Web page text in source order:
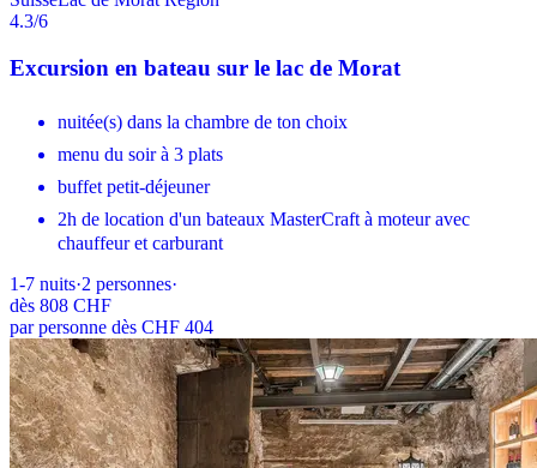
4.3/6
Excursion en bateau sur le lac de Morat
nuitée(s) dans la chambre de ton choix
menu du soir à 3 plats
buffet petit-déjeuner
2h de location d'un bateaux MasterCraft à moteur avec
chauffeur et carburant
1-7 nuits·2 personnes·
dès 808 CHF
par personne dès CHF 404